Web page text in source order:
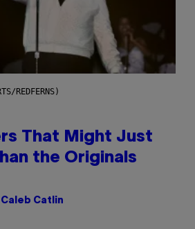
REDFERNS)
That Might Just
the Originals
Caleb Catlin